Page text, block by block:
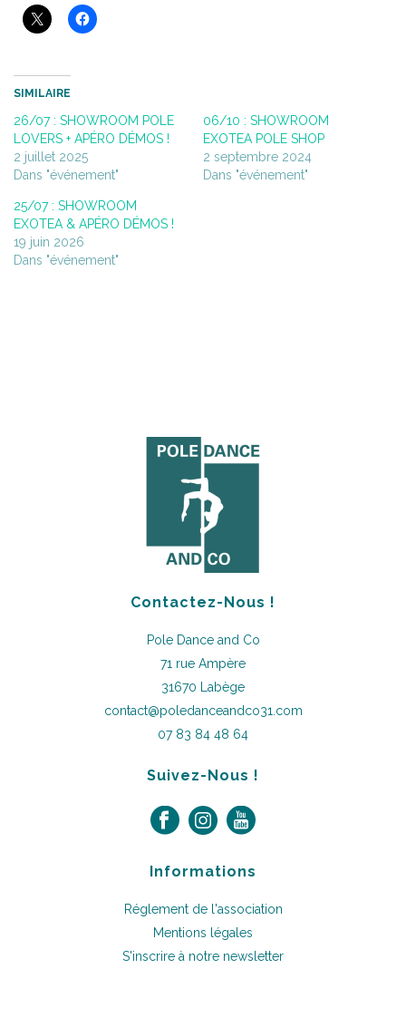
SIMILAIRE
26/07 : SHOWROOM POLE
LOVERS + APÉRO DÉMOS !
2 juillet 2025
Dans "événement"
06/10 : SHOWROOM
EXOTEA POLE SHOP
2 septembre 2024
Dans "événement"
25/07 : SHOWROOM
EXOTEA & APÉRO DÉMOS !
19 juin 2026
Dans "événement"
Contactez-Nous !
Pole Dance and Co
71 rue Ampère
31670 Labège
contact@poledanceandco31.com
07 83 84 48 64
Suivez-Nous !
Informations
Réglement de l'association
Mentions légales
S'inscrire à notre newsletter